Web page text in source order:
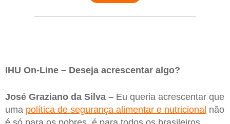
IHU On-Line – Deseja acrescentar algo?
José Graziano da Silva – Eu queria acrescentar que
uma política de segurança alimentar e nutricional não